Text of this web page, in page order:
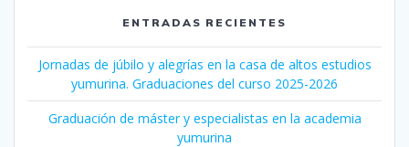
ENTRADAS RECIENTES
Jornadas de júbilo y alegrías en la casa de altos estudios
yumurina. Graduaciones del curso 2025-2026
Graduación de máster y especialistas en la academia
yumurina